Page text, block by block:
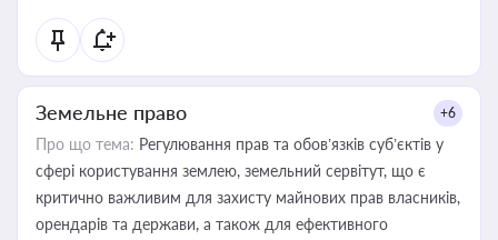
Земельне право +6
Про що тема: Регулювання прав та обов’язків суб’єктів у
сфері користування землею, земельний сервітут, що є
критично важливим для захисту майнових прав власників,
орендарів та держави, а також для ефективного